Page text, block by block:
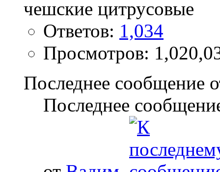
Ответов: 1,034
Просмотров:
Последнее сообщение
Последнее